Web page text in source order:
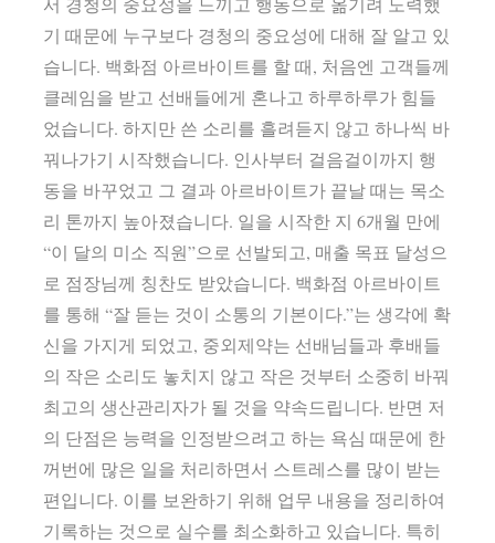
기 때문에 누구보다 경청의 중요성에 대해 잘 알고 있
습니다. 백화점 아르바이트를 할 때, 처음엔 고객들께
클레임을 받고 선배들에게 혼나고 하루하루가 힘들
었습니다. 하지만 쓴 소리를 흘려듣지 않고 하나씩 바
꿔나가기 시작했습니다. 인사부터 걸음걸이까지 행
동을 바꾸었고 그 결과 아르바이트가 끝날 때는 목소
리 톤까지 높아졌습니다. 일을 시작한 지 6개월 만에
“이 달의 미소 직원”으로 선발되고, 매출 목표 달성으
로 점장님께 칭찬도 받았습니다. 백화점 아르바이트
를 통해 “잘 듣는 것이 소통의 기본이다.”는 생각에 확
신을 가지게 되었고, 중외제약는 선배님들과 후배들
의 작은 소리도 놓치지 않고 작은 것부터 소중히 바꿔
최고의 생산관리자가 될 것을 약속드립니다. 반면 저
의 단점은 능력을 인정받으려고 하는 욕심 때문에 한
꺼번에 많은 일을 처리하면서 스트레스를 많이 받는
편입니다. 이를 보완하기 위해 업무 내용을 정리하여
기록하는 것으로 실수를 최소화하고 있습니다. 특히